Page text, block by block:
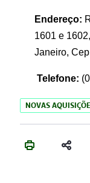
Endereço:
1601 e
Janeiro,
Telefone:
NOVAS